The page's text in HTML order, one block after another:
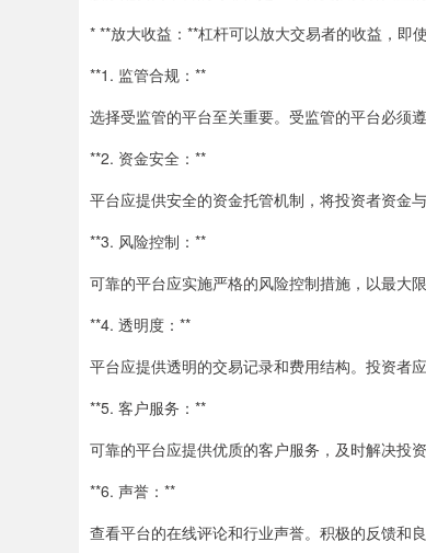
* **放大收益：**杠杆可以放大交易者的收益，即
**1. 监管合规：**
选择受监管的平台至关重要。受监管的平台必须
**2. 资金安全：**
平台应提供安全的资金托管机制，将投资者资金与
**3. 风险控制：**
可靠的平台应实施严格的风险控制措施，以最大
**4. 透明度：**
平台应提供透明的交易记录和费用结构。投资者
**5. 客户服务：**
可靠的平台应提供优质的客户服务，及时解决投资
**6. 声誉：**
查看平台的在线评论和行业声誉。积极的反馈和